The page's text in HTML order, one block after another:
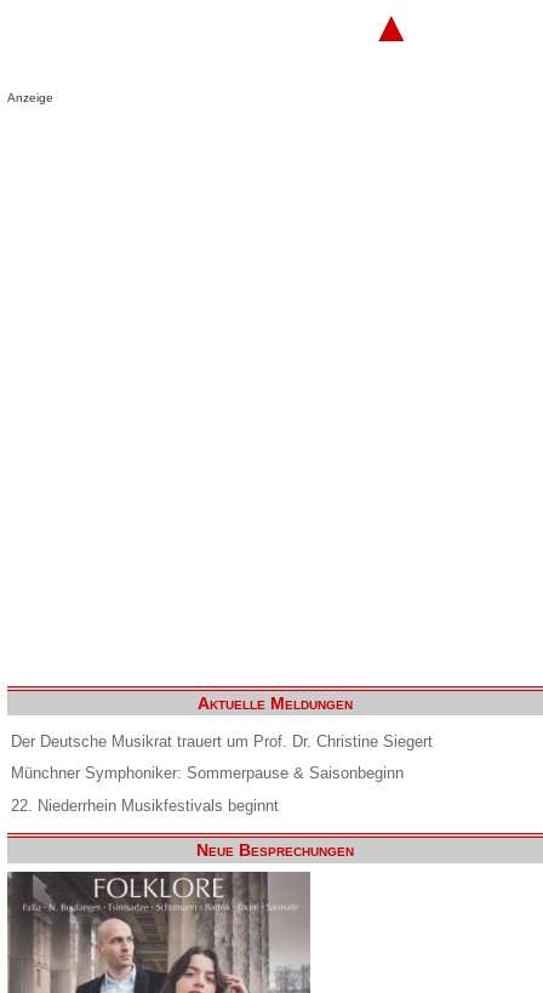
▲
Anzeige
Aktuelle Meldungen
Der Deutsche Musikrat trauert um Prof. Dr. Christine Siegert
Münchner Symphoniker: Sommerpause & Saisonbeginn
22. Niederrhein Musikfestivals beginnt
Neue Besprechungen